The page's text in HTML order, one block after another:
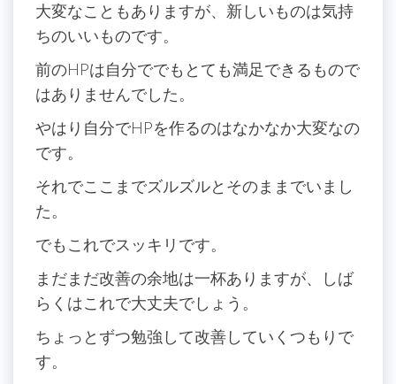
大変なこともありますが、新しいものは気持
ちのいいものです。
前のHPは自分ででもとても満足できるもので
はありませんでした。
やはり自分でHPを作るのはなかなか大変なの
です。
それでここまでズルズルとそのままでいまし
た。
でもこれでスッキリです。
まだまだ改善の余地は一杯ありますが、しば
らくはこれで大丈夫でしょう。
ちょっとずつ勉強して改善していくつもりで
す。